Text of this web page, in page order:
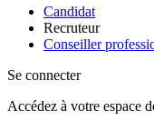
Candidat
Recruteur
Conseiller
Se connecter
Accédez à votre espace